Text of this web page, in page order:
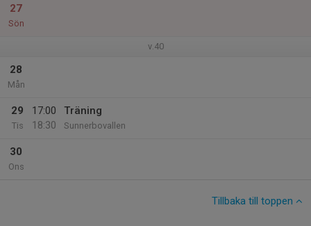
27
Sön
v.40
28
Mån
29
Tis
17:00
18:30
Träning
Sunnerbovallen
30
Ons
Tillbaka till toppen